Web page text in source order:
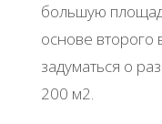
большую
основе второго
задуматься о
200 м2.